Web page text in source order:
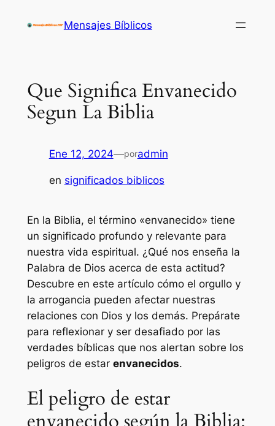
Mensajes Bíblicos
Que Significa Envanecido
Segun La Biblia
Ene 12, 2024—poradmin
en significados biblicos
En la Biblia, el término «envanecido» tiene
un significado profundo y relevante para
nuestra vida espiritual. ¿Qué nos enseña la
Palabra de Dios acerca de esta actitud?
Descubre en este artículo cómo el orgullo y
la arrogancia pueden afectar nuestras
relaciones con Dios y los demás. Prepárate
para reflexionar y ser desafiado por las
verdades bíblicas que nos alertan sobre los
peligros de estar envanecidos.
El peligro de estar